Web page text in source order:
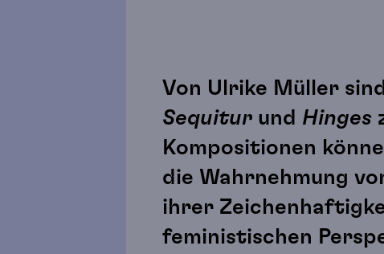
Von Ulrike Müller
Sequitur und Hinges
Kompositionen
die Wahrnehmung
ihrer
feministischen